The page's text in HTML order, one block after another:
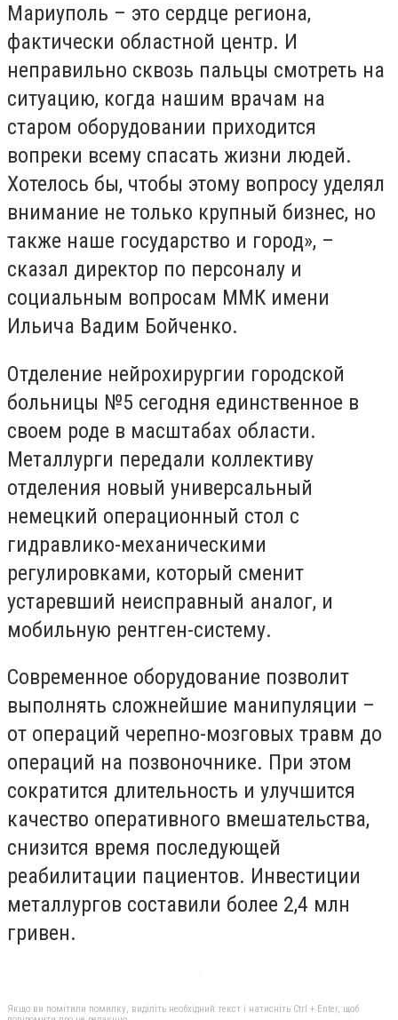
Мариуполь – это сердце региона,
фактически областной центр. И
неправильно сквозь пальцы смотреть на
ситуацию, когда нашим врачам на
старом оборудовании приходится
вопреки всему спасать жизни людей.
Хотелось бы, чтобы этому вопросу уделял
внимание не только крупный бизнес, но
также наше государство и город», –
сказал директор по персоналу и
социальным вопросам ММК имени
Ильича Вадим Бойченко.
Отделение нейрохирургии городской
больницы №5 сегодня единственное в
своем роде в масштабах области.
Металлурги передали коллективу
отделения новый универсальный
немецкий операционный стол с
гидравлико-механическими
регулировками, который сменит
устаревший неисправный аналог, и
мобильную рентген-систему.
Современное оборудование позволит
выполнять сложнейшие манипуляции –
от операций черепно-мозговых травм до
операций на позвоночнике. При этом
сократится длительность и улучшится
качество оперативного вмешательства,
снизится время последующей
реабилитации пациентов. Инвестиции
металлургов составили более 2,4 млн
гривен.
Якщо ви помітили помилку, виділіть необхідний текст і натисніть Ctrl + Enter, щоб